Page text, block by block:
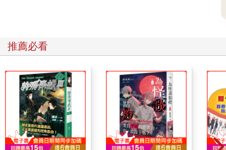
若投資後公司發展快速、價值快速攀升，自然會佔整體倉位更高
的比重。
被投資公司表現符合、甚至超越預期但計劃募資時，也只有在合
理估值條件下才會追加投資，不過仍須滿足內部報酬率註140%的
要求。
註1：內部報酬率（Internal Rate of Return, IRR）是投資期間增加
投資也能計算年化報酬率的方式。
如果在估值偏高情況下增加投資，即使中長期持有，仍可能降低
投資報酬率，遵守簡單、嚴謹的投資紀律，才能持續達成高報酬
率。
推薦必看